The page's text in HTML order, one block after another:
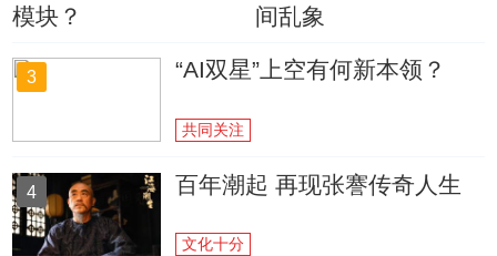
模块？
间乱象
3 “AI双星”上空有何新本领？
共同关注
4 百年潮起 再现张謇传奇人生
文化十分